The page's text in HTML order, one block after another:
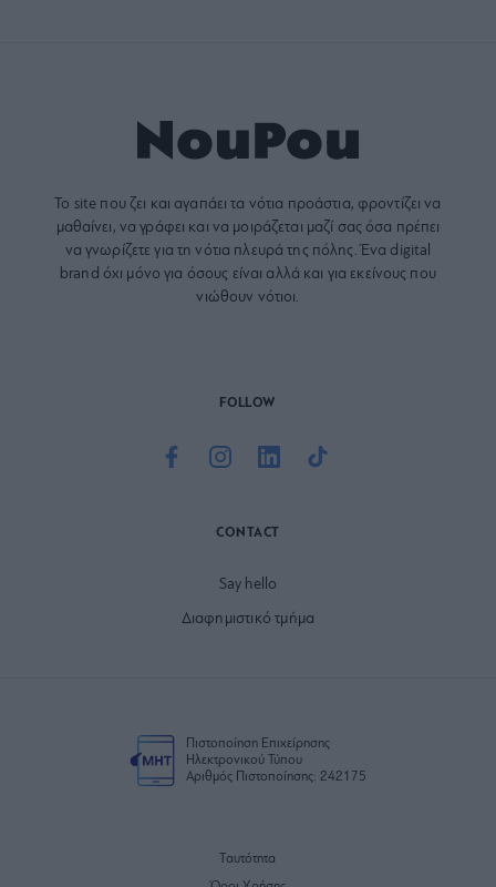
Το site που ζει και αγαπάει τα νότια προάστια, φροντίζει να
μαθαίνει, να γράφει και να μοιράζεται μαζί σας όσα πρέπει
να γνωρίζετε για τη νότια πλευρά της πόλης. Ένα digital
brand όχι μόνο για όσους είναι αλλά και για εκείνους που
νιώθουν νότιοι.
FOLLOW
CONTACT
Say hello
Διαφημιστικό τμήμα
Πιστοποίηση Επιχείρησης
Ηλεκτρονικού Τύπου
Αριθμός Πιστοποίησης: 242175
Ταυτότητα